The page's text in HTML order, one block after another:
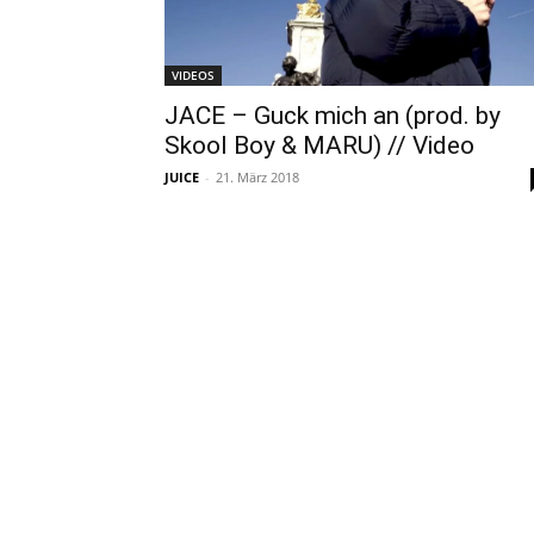
VIDEOS
JACE – Guck mich an (prod. by
Skool Boy & MARU) // Video
JUICE - 21. März 2018